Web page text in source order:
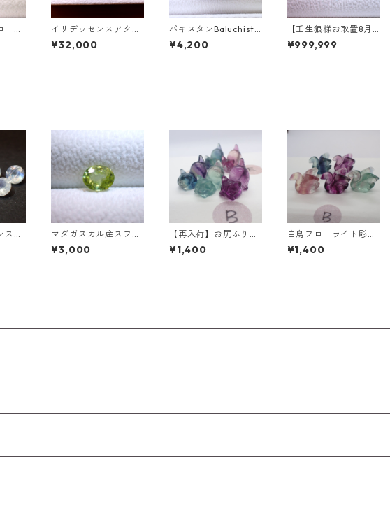
ーラ
イリデッセンスアクア
マリン 127.5ct 32.0m
m*29.0mm*15.7mm
¥32,000
パキスタンBaluchista
n鉱山産フローライト
スクエアカットルース
¥4,200
【壬生狼様お取置8月
下旬まで】マダガスカ
ル産スフェーン ラウン
¥999,999
ト
マダガスカル産スフェ
ーン オーバルカットル
ース 1.03ct 6.3mm*5.
¥3,000
【再入荷】お尻ふりふ
りネコフローライト彫
刻 3g前後 15mm*10.5
¥1,400
白鳥フローライト彫刻
置物 4g前後 高さ15m
m前後
¥1,400